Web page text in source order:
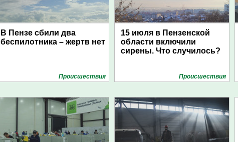
В Пензе сбили два
беспилотника – жертв нет
Проиcшествия
15 июля в Пензенской
области включили
сирены. Что случилось?
Проиcшествия